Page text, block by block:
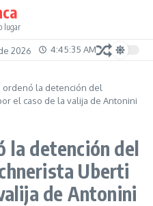
lugar
2026 4:45:36 AM
ordenó la detención del
el caso de la valija de Antonini
la detención del
Uberti
de Antonini